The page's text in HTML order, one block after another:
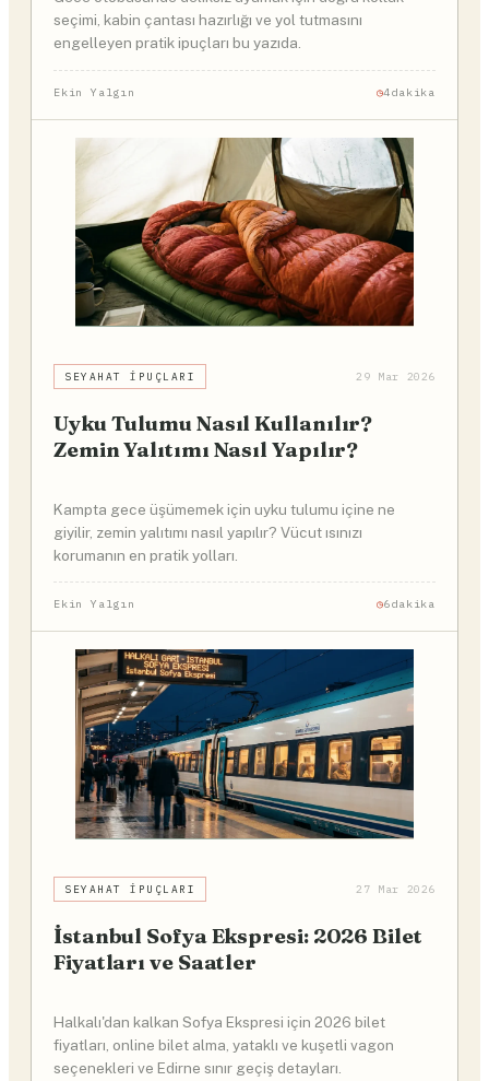
seçimi, kabin çantası hazırlığı ve yol tutmasını
engelleyen pratik ipuçları bu yazıda.
Ekin Yalgın 4dakika
SEYAHAT İPUÇLARI 29 Mar 2026
Uyku Tulumu Nasıl Kullanılır?
Zemin Yalıtımı Nasıl Yapılır?
Kampta gece üşümemek için uyku tulumu içine ne
giyilir, zemin yalıtımı nasıl yapılır? Vücut ısınızı
korumanın en pratik yolları.
Ekin Yalgın 6dakika
SEYAHAT İPUÇLARI 27 Mar 2026
İstanbul Sofya Ekspresi: 2026 Bilet
Fiyatları ve Saatler
Halkalı'dan kalkan Sofya Ekspresi için 2026 bilet
fiyatları, online bilet alma, yataklı ve kuşetli vagon
seçenekleri ve Edirne sınır geçiş detayları.